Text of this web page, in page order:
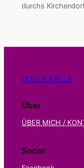
durchs
VOLLE KELLE
Über
ÜBER MICH /
Social